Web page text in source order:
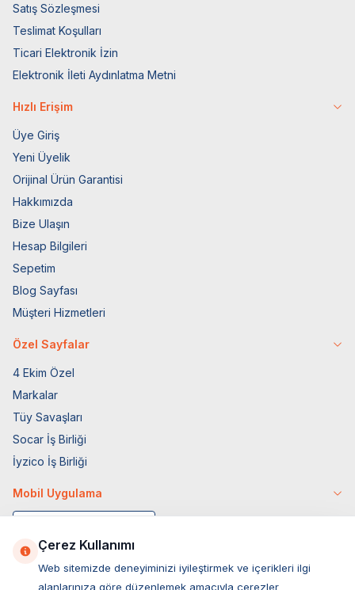
Satış Sözleşmesi
Teslimat Koşulları
Ticari Elektronik İzin
Elektronik İleti Aydınlatma Metni
Hızlı Erişim
Üye Giriş
Yeni Üyelik
Orijinal Ürün Garantisi
Hakkımızda
Bize Ulaşın
Hesap Bilgileri
Sepetim
Blog Sayfası
Müşteri Hizmetleri
Özel Sayfalar
4 Ekim Özel
Markalar
Tüy Savaşları
Socar İş Birliği
İyzico İş Birliği
Mobil Uygulama
Çerez Kullanımı
Web sitemizde deneyiminizi iyileştirmek ve içerikleri ilgi
alanlarınıza göre düzenlemek amacıyla çerezler